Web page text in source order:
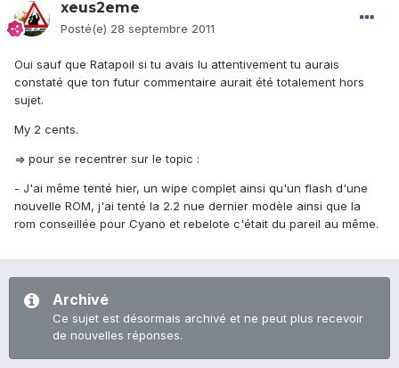
xeus2eme
Posté(e) 28 septembre 2011
Oui sauf que Ratapoil si tu avais lu attentivement tu aurais
constaté que ton futur commentaire aurait été totalement hors
sujet.
My 2 cents.
=> pour se recentrer sur le topic :
- J'ai même tenté hier, un wipe complet ainsi qu'un flash d'une
nouvelle ROM, j'ai tenté la 2.2 nue dernier modèle ainsi que la
rom conseillée pour Cyano et rebelote c'était du pareil au même.
Archivé
Ce sujet est désormais archivé et ne peut plus recevoir
de nouvelles réponses.